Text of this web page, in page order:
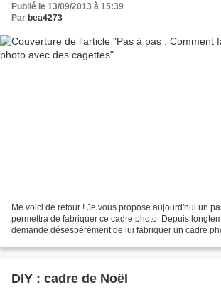
Publié le 13/09/2013 à 15:39
Par bea4273
Me voici de retour ! Je vous propose aujourd'hui un
permettra de fabriquer ce cadre photo. Depuis
demande désespérément de lui fabriquer un cadre
DIY : cadre de Noël